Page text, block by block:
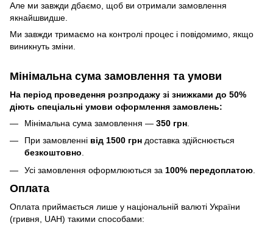
Але ми завжди дбаємо, щоб ви отримали замовлення
якнайшвидше.
Ми завжди тримаємо на контролі процес і повідомимо, якщо
виникнуть зміни.
Мінімальна сума замовлення та умови
На період проведення розпродажу зі знижками до 50%
діють спеціальні умови оформлення замовлень:
Мінімальна сума замовлення — 350 грн
При замовленні від 1500 грн доставка здійснюється
безкоштовно.
Усі замовлення оформлюються за 100% передоплатою
Оплата
Оплата приймається лише у національній валюті України
(гривня, UAH) такими способами: